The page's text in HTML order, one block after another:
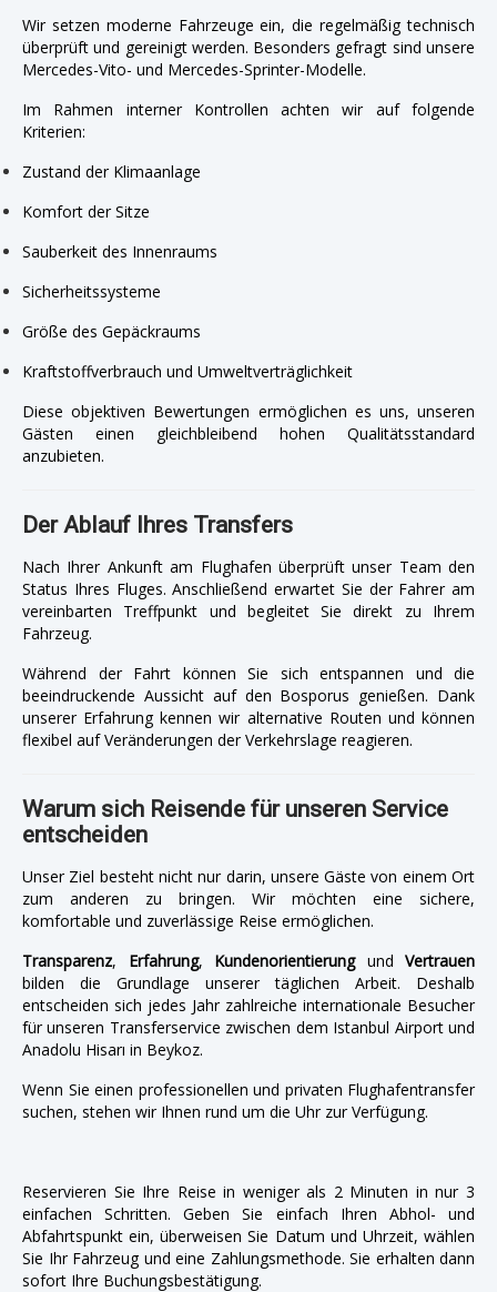
Wir setzen moderne Fahrzeuge ein, die regelmäßig technisch
überprüft und gereinigt werden. Besonders gefragt sind unsere
Mercedes-Vito- und Mercedes-Sprinter-Modelle.
Im Rahmen interner Kontrollen achten wir auf folgende
Kriterien:
Zustand der Klimaanlage
Komfort der Sitze
Sauberkeit des Innenraums
Sicherheitssysteme
Größe des Gepäckraums
Kraftstoffverbrauch und Umweltverträglichkeit
Diese objektiven Bewertungen ermöglichen es uns, unseren
Gästen einen gleichbleibend hohen Qualitätsstandard
anzubieten.
Der Ablauf Ihres Transfers
Nach Ihrer Ankunft am Flughafen überprüft unser Team den
Status Ihres Fluges. Anschließend erwartet Sie der Fahrer am
vereinbarten Treffpunkt und begleitet Sie direkt zu Ihrem
Fahrzeug.
Während der Fahrt können Sie sich entspannen und die
beeindruckende Aussicht auf den Bosporus genießen. Dank
unserer Erfahrung kennen wir alternative Routen und können
flexibel auf Veränderungen der Verkehrslage reagieren.
Warum sich Reisende für unseren Service
entscheiden
Unser Ziel besteht nicht nur darin, unsere Gäste von einem Ort
zum anderen zu bringen. Wir möchten eine sichere,
komfortable und zuverlässige Reise ermöglichen.
Transparenz, Erfahrung, Kundenorientierungund Vertrauen
bilden die Grundlage unserer täglichen Arbeit. Deshalb
entscheiden sich jedes Jahr zahlreiche internationale Besucher
für unseren Transferservice zwischen dem Istanbul Airport und
Anadolu Hisarı in Beykoz.
Wenn Sie einen professionellen und privaten Flughafentransfer
suchen, stehen wir Ihnen rund um die Uhr zur Verfügung.
Reservieren Sie Ihre Reise in weniger als 2 Minuten in nur 3
einfachen Schritten. Geben Sie einfach Ihren Abhol- und
Abfahrtspunkt ein, überweisen Sie Datum und Uhrzeit, wählen
Sie Ihr Fahrzeug und eine Zahlungsmethode. Sie erhalten dann
sofort Ihre Buchungsbestätigung.